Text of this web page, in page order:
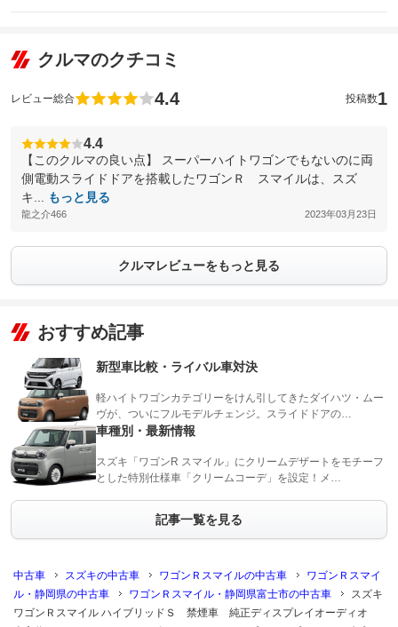
クルマのクチコミ
レビュー総合 4.4 投稿数1
4.4
【このクルマの良い点】 スーパーハイトワゴンでもないのに両
側電動スライドドアを搭載したワゴンＲ スマイルは、スズ
キ...
もっと見る
龍之介466 2023年03月23日
クルマレビューをもっと見る
おすすめ記事
新型車比較・ライバル車対決
軽ハイトワゴンカテゴリーをけん引してきたダイハツ・ムー
ヴが、ついにフルモデルチェンジ。スライドドアの…
車種別・最新情報
スズキ「ワゴンR スマイル」にクリームデザートをモチーフ
とした特別仕様車「クリームコーデ」を設定！メ…
記事一覧を見る
中古車 スズキの中古車 ワゴンＲスマイルの中古車
ワゴンＲスマイ
ル・静岡県の中古車
ワゴンＲスマイル・静岡県富士市の中古車
スズキ
ワゴンＲスマイル ハイブリッドＳ 禁煙車 純正ディスプレイオーディオ